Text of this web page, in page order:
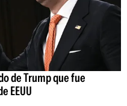
de Trump que fue
EEUU